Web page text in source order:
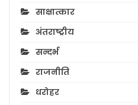
साक्षात्कार
अंतराष्ट्रीय
सन्दर्भ
राजनीति
धरोहर